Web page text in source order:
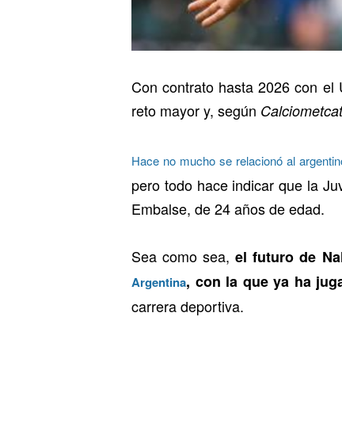
Con contrato hasta 2026 con el
reto mayor y, según
Hace no mucho se relacionó al
pero todo hace indicar que la
Embalse, de 24 años de edad.
Sea como sea,el futuro de
Argentina, con la que ya ha
carrera deportiva.